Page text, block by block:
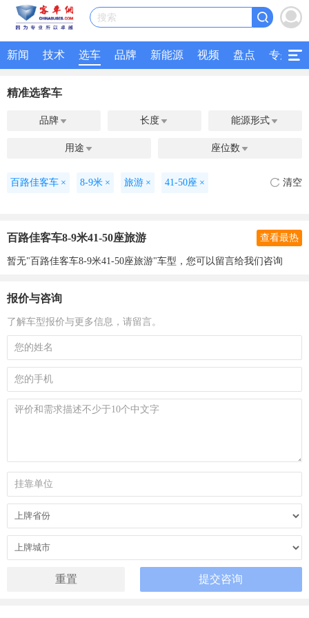
搜索
新闻 技术 选车 品牌 新能源 视频 盘点 专题
精准选客车
品牌  长度  能源形式 
用途  座位数 
百路佳客车 × 8-9米 × 旅游 × 41-50座 × 清空
百路佳客车8-9米41-50座旅游 查看最热
暂无"百路佳客车8-9米41-50座旅游"车型，您可以留言给我们咨询
报价与咨询
了解车型报价与更多信息，请留言。